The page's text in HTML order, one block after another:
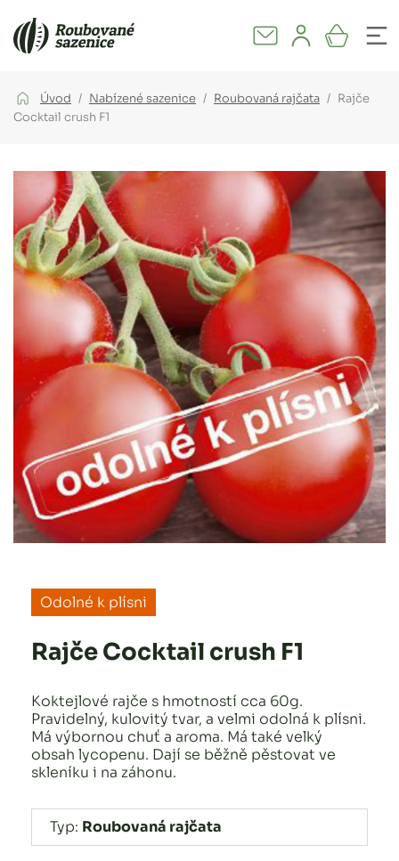
Úvod Nabízené sazenice Roubovaná rajčata
Rajče
Cocktail crush F1
Odolné k plísni
Rajče Cocktail crush F1
Koktejlové rajče s hmotností cca 60g.
Pravidelný, kulovitý tvar, a velmi odolná k plísni.
Má výbornou chuť a aroma. Má také velký
obsah lycopenu. Dají se běžně pěstovat ve
skleníku i na záhonu.
Typ: Roubovaná rajčata